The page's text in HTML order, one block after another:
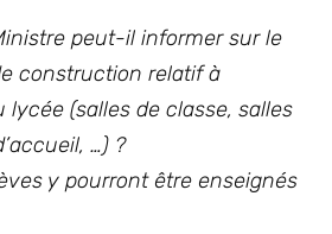
peut-il informer sur le
construction relatif à
lycée (salles de classe, salles
…) ?
y pourront être enseignés